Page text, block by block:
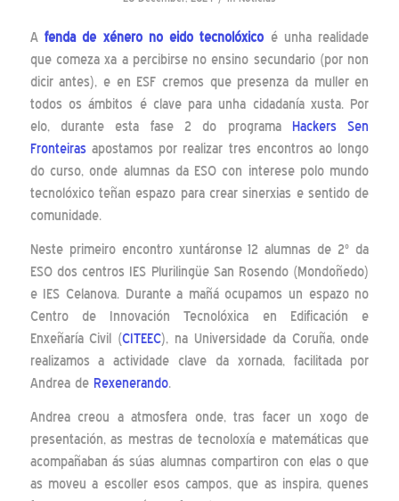
A fenda de xénero no eido tecnolóxico é unha realidade
que comeza xa a percibirse no ensino secundario (por non
dicir antes), e en ESF cremos que presenza da muller en
todos os ámbitos é clave para unha cidadanía xusta. Por
elo, durante esta fase 2 do programa
Hackers Sen
Fronteirasapostamos por realizar tres encontros ao longo
do curso, onde alumnas da ESO con interese polo mundo
tecnolóxico teñan espazo para crear sinerxias e sentido de
comunidade.
Neste primeiro encontro xuntáronse 12 alumnas de 2º da
ESO dos centros IES Plurilingüe San Rosendo (Mondoñedo)
e IES Celanova. Durante a mañá ocupamos un espazo no
Centro de Innovación Tecnolóxica en Edificación e
Enxeñaría Civil (CITEEC), na Universidade da Coruña, onde
realizamos a actividade clave da xornada, facilitada por
Andrea de Rexenerando.
Andrea creou a atmosfera onde, tras facer un xogo de
presentación, as mestras de tecnoloxía e matemáticas que
acompañaban ás súas alumnas compartiron con elas o que
as moveu a escoller esos campos, que as inspira, quenes